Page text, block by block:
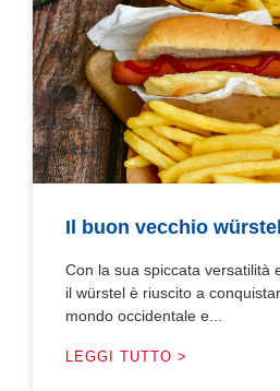
Il buon vecchio würstel
Con la sua spiccata versatilità
il würstel è riuscito a
mondo occidentale e...
LEGGI TUTTO >